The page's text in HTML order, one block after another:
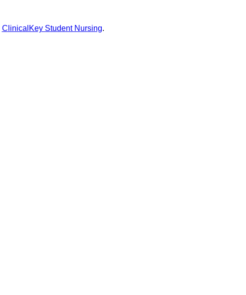
ClinicalKey Student Nursing.